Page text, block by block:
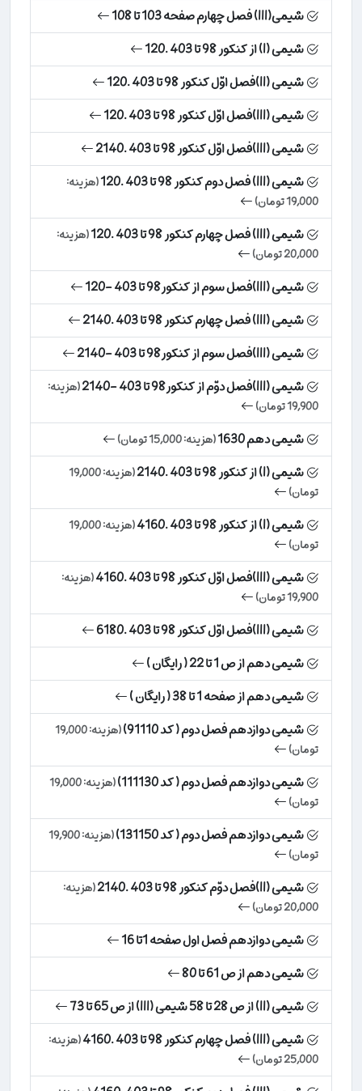
شیمی(III) فصل چهارم صفحه 103 تا 108
شیمی (I) از کنکور 98 تا 403 .120
شیمی (II)فصل اوّل کنکور 98 تا 403 .120
شیمی (III)فصل اوّل کنکور 98 تا 403 .120
شیمی (III)فصل اوّل کنکور 98 تا 403 .2140
شیمی (III) فصل دوم کنکور 98 تا 403 .120
(هزینه:
19,000 تومان)
شیمی (III) فصل چهارم کنکور 98 تا 403 .120
(هزینه:
20,000 تومان)
شیمی (III)فصل سوم از کنکور98 تا 403 -120
شیمی (III) فصل چهارم کنکور 98 تا 403 .2140
شیمی (III)فصل سوم از کنکور98 تا 403 -2140
شیمی (III)فصل دوّم از کنکور98 تا 403 -2140
(هزینه:
19,900 تومان)
شیمی دهم 1630 (هزینه: 15,000 تومان)
شیمی (I) از کنکور 98 تا 403 .2140
(هزینه: 19,000
تومان)
شیمی (I) از کنکور 98 تا 403 .4160
(هزینه: 19,000
تومان)
شیمی (III)فصل اوّل کنکور 98 تا 403 .4160
(هزینه:
19,900 تومان)
شیمی (III)فصل اوّل کنکور 98 تا 403 .6180
شیمی دهم از ص 1 تا 22 ( رایگان )
شیمی دهم از صفحه 1 تا 38 ( رایگان )
شیمی دوازدهم فصل دوم ( کد 91110)
(هزینه: 19,000
تومان)
شیمی دوازدهم فصل دوم ( کد 111130)
(هزینه: 19,000
تومان)
شیمی دوازدهم فصل دوم ( کد 131150)
(هزینه: 19,900
تومان)
شیمی (II)فصل دوّم کنکور 98 تا 403 .2140
(هزینه:
20,000 تومان)
شیمی دوازدهم فصل اول صفحه 1تا 16
شیمی دهم از ص 61 تا 80
شیمی (II) از ص 28 تا 58 شیمی (III) از ص 65 تا 73
شیمی (III) فصل چهارم کنکور 98 تا 403 .4160
(هزینه:
25,000 تومان)